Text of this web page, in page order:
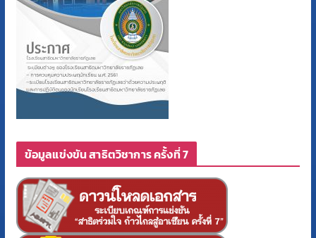
ข้อมูลแข่งขัน สาธิตวิชาการ ครั้งที่ 7